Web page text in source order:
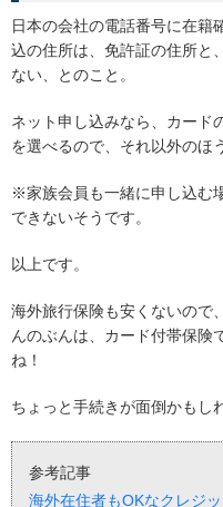
日本の会社の電話番号に在籍
込の住所は、免許証の住所と
ない、とのこと。
ネット申し込みなら、カード
を選べるので、それ以外のほ
※家族会員も一緒に申し込む
できないそうです。
以上です。
海外旅行保険も安くないので
んのぶんは、カード付帯保険
ね！
ちょっと手続きが面倒かもし
参考記事
海外在住者もOKなクレジ